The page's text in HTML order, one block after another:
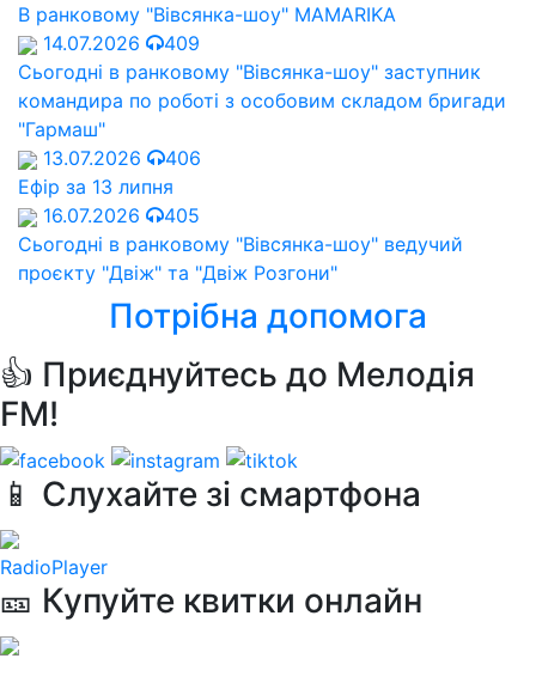
В ранковому "Вівсянка-шоу" MAMARIKA
14.07.2026
409
Сьогодні в ранковому "Вівсянка-шоу" заступник
командира по роботі з особовим складом бригади
"Гармаш"
13.07.2026
406
Ефір за 13 липня
16.07.2026
405
Сьогодні в ранковому "Вівсянка-шоу" ведучий
проєкту "Двіж" та "Двіж Розгони"
Потрібна допомога
👍 Приєднуйтесь до Мелодія
FM!
📱 Слухайте зі смартфона
RadioPlayer
🎫 Купуйте квитки онлайн